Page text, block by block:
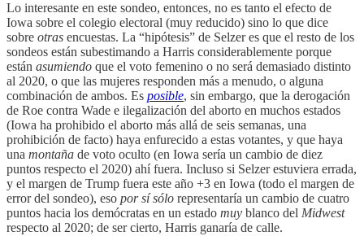
Lo interesante en este sondeo, entonces, no es tanto el efecto de
Iowa sobre el colegio electoral (muy reducido) sino lo que dice
sobre otras encuestas. La “hipótesis” de Selzer es que el resto de los
sondeos están subestimando a Harris considerablemente porque
están asumiendo que el voto femenino o no será demasiado distinto
al 2020, o que las mujeres responden más a menudo, o alguna
combinación de ambos. Es posible, sin embargo, que la derogación
de Roe contra Wade e ilegalización del aborto en muchos estados
(Iowa ha prohibido el aborto más allá de seis semanas, una
prohibición de facto) haya enfurecido a estas votantes, y que haya
una montaña de voto oculto (en Iowa sería un cambio de diez
puntos respecto el 2020) ahí fuera. Incluso si Selzer estuviera errada,
y el margen de Trump fuera este año +3 en Iowa (todo el margen de
error del sondeo), eso por sí sólo representaría un cambio de cuatro
puntos hacia los demócratas en un estado muy blanco del Midwest
respecto al 2020; de ser cierto, Harris ganaría de calle.